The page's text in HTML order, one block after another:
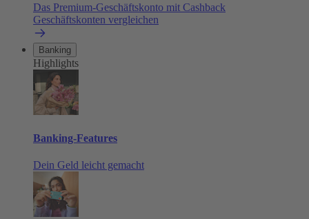
Das Premium-Geschäftskonto mit Cashback
Geschäftskonten vergleichen
Banking
Highlights
Banking-Features
Dein Geld leicht gemacht